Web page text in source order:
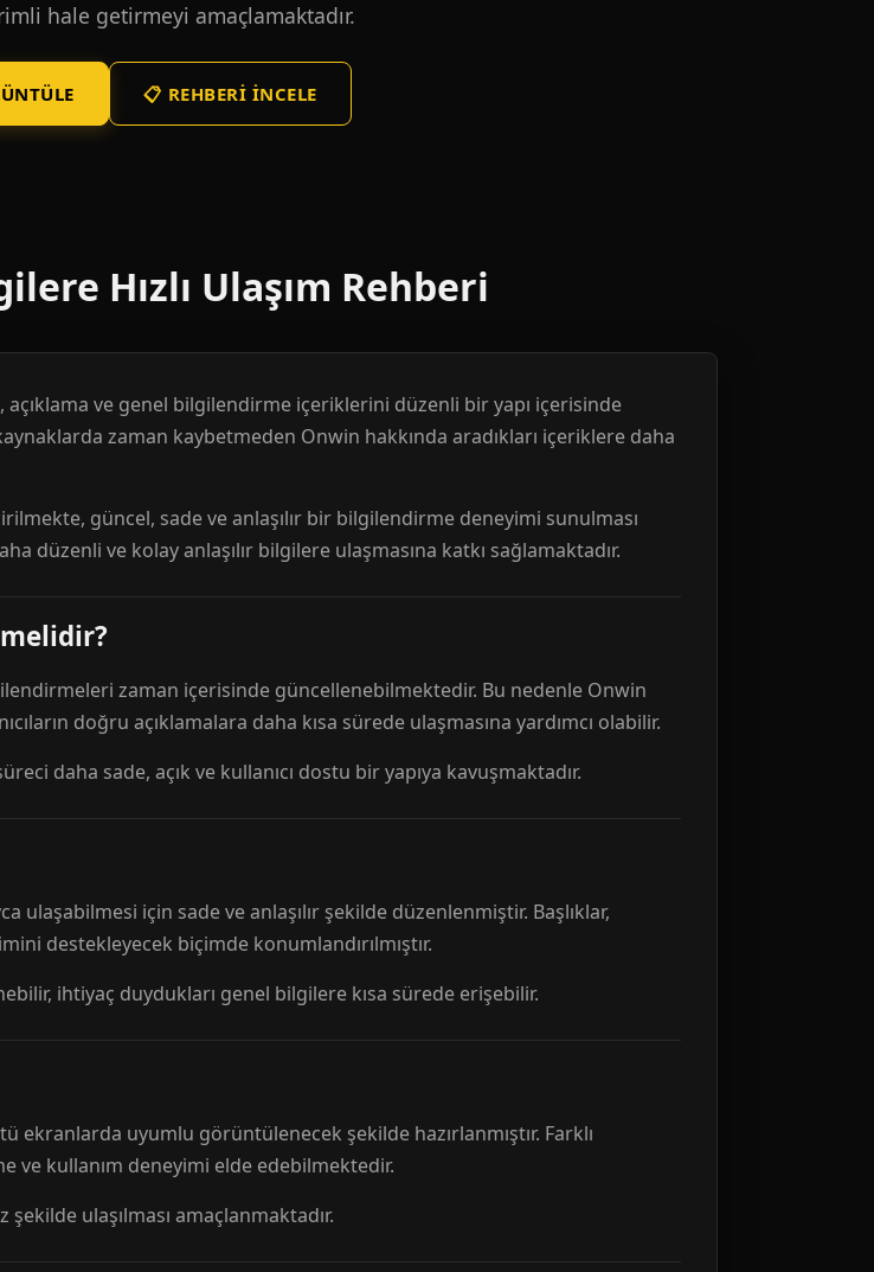
hale getirmeyi amaçlamaktadır.
📋 REHBERI İNCELE
Hızlı Ulaşım Rehberi
açıklama ve genel bilgilendirme içeriklerini düzenli bir yapı içerisinde
zaman kaybetmeden Onwin hakkında aradıkları içeriklere daha
güncel, sade ve anlaşılır bir bilgilendirme deneyimi sunulması
düzenli ve kolay anlaşılır bilgilere ulaşmasına katkı sağlamaktadır.
zaman içerisinde güncellenebilmektedir. Bu nedenle Onwin
doğru açıklamalara daha kısa sürede ulaşmasına yardımcı olabilir.
daha sade, açık ve kullanıcı dostu bir yapıya kavuşmaktadır.
ulaşabilmesi için sade ve anlaşılır şekilde düzenlenmiştir. Başlıklar,
destekleyecek biçimde konumlandırılmıştır.
ihtiyaç duydukları genel bilgilere kısa sürede erişebilir.
ekranlarda uyumlu görüntülenecek şekilde hazırlanmıştır. Farklı
ve kullanım deneyimi elde edebilmektedir.
ulaşılması amaçlanmaktadır.